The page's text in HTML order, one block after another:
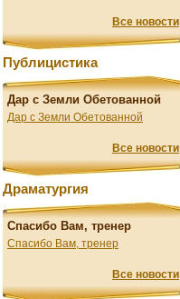
Все новости
Публицистика
Дар с Земли Обетованной
Дар с Земли Обетованной
Все новости
Драматургия
Спасибо Вам, тренер
Спасибо Вам, тренер
Все новости